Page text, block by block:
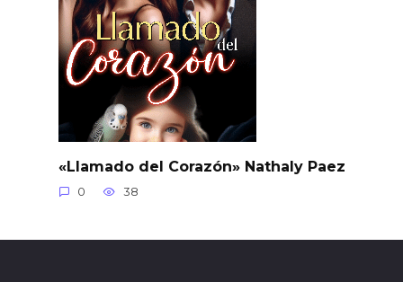
«Llamado del Corazón» Nathaly Paez
0 38